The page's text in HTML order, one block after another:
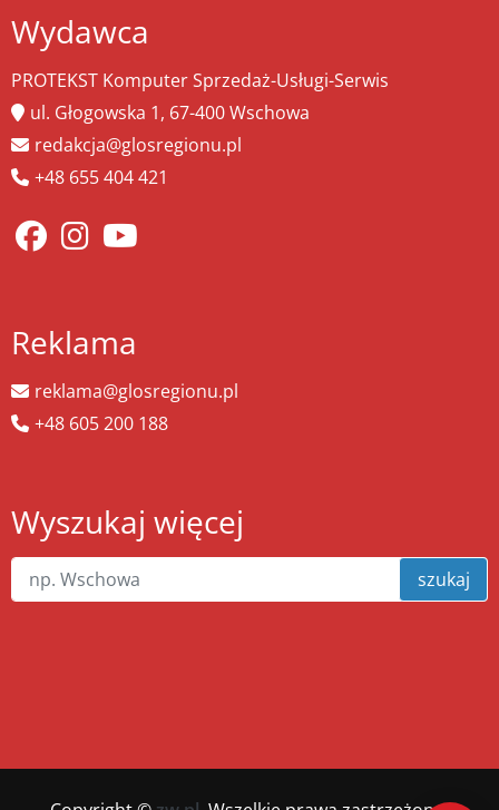
Wydawca
PROTEKST Komputer Sprzedaż-Usługi-Serwis
ul. Głogowska 1, 67-400 Wschowa
redakcja@glosregionu.pl
+48 655 404 421
Reklama
reklama@glosregionu.pl
+48 605 200 188
Wyszukaj więcej
szukaj